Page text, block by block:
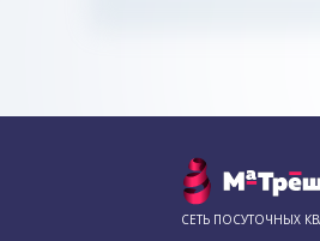
СЕТЬ ПОСУТОЧНЫХ